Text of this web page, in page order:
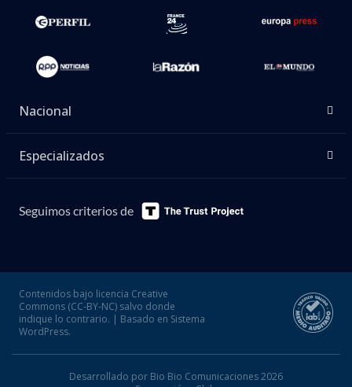
Nacional
Especializados
Seguimos criterios de
Contenidos bajo licencia Creative
Commons (CC-BY-NC) salvo donde
indique lo contrario. | Basado en Sistema
WordPress.
Desarrollado por Bio Bio Comunicaciones 2026